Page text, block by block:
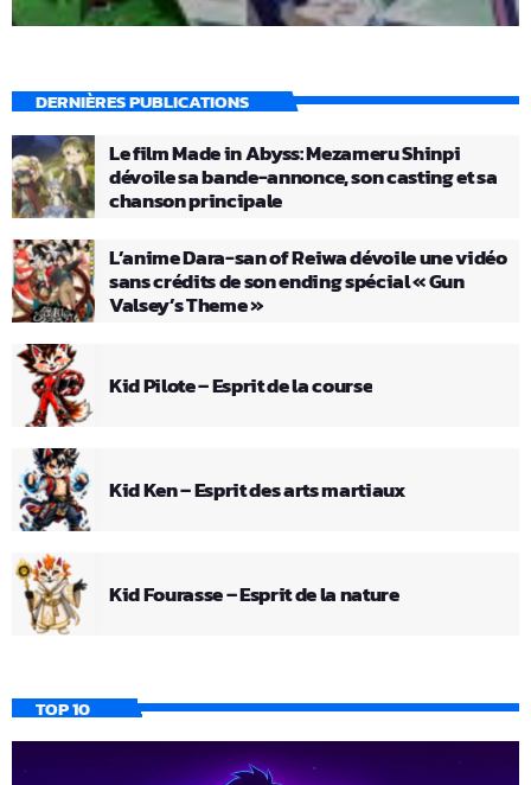
DERNIÈRES PUBLICATIONS
Le film Made in Abyss: Mezameru Shinpi
dévoile sa bande-annonce, son casting et sa
chanson principale
L’anime Dara-san of Reiwa dévoile une vidéo
sans crédits de son ending spécial « Gun
Valsey’s Theme »
Kid Pilote – Esprit de la course
Kid Ken – Esprit des arts martiaux
Kid Fourasse – Esprit de la nature
TOP 10